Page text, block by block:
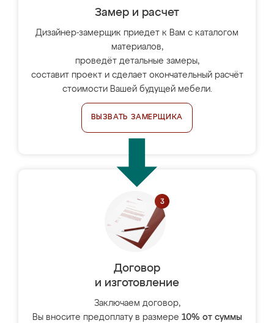
Замер и расчет
Дизайнер-замерщик приедет к Вам с каталогом
материалов,
проведёт детальные замеры,
составит проект и сделает окончательный расчёт
стоимости Вашей будущей мебели.
ВЫЗВАТЬ ЗАМЕРЩИКА
Договор
и изготовление
Заключаем договор,
Вы вносите предоплату в размере 10% от суммы